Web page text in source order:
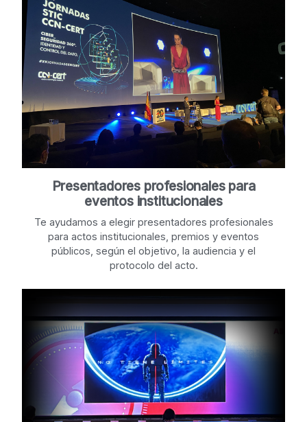
Presentadores profesionales para
eventos institucionales
Te ayudamos a elegir presentadores profesionales
para actos institucionales, premios y eventos
públicos, según el objetivo, la audiencia y el
protocolo del acto.